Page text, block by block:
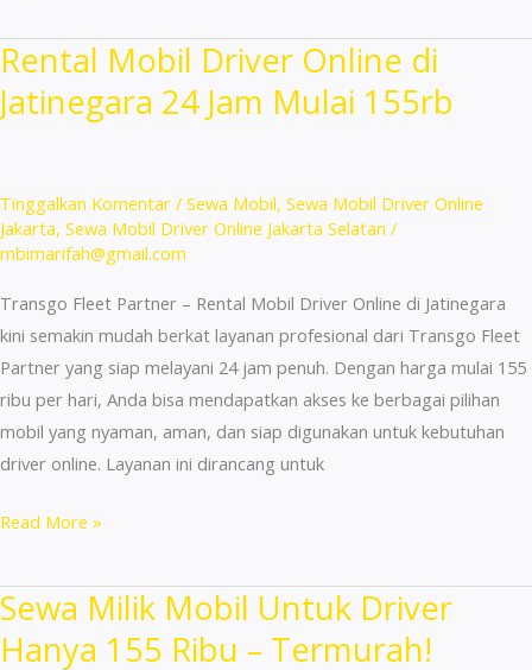
Driver
Online
di
155k
24
Jam
Rental Mobil Driver Online di
Jatinegara 24 Jam Mulai 155rb
Tinggalkan Komentar / Sewa Mobil, Sewa Mobil Driver Online
Jakarta, Sewa Mobil Driver Online Jakarta Selatan /
mbimarifah@gmail.com
Transgo Fleet Partner – Rental Mobil Driver Online di Jatinegara
kini semakin mudah berkat layanan profesional dari Transgo Fleet
Partner yang siap melayani 24 jam penuh. Dengan harga mulai 155
ribu per hari, Anda bisa mendapatkan akses ke berbagai pilihan
mobil yang nyaman, aman, dan siap digunakan untuk kebutuhan
driver online. Layanan ini dirancang untuk
Rental
Driver
Online
di
Read More »
Sewa Milik Mobil Untuk Driver
Hanya 155 Ribu – Termurah!